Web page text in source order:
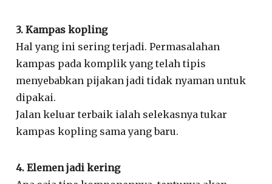
3. Kampas kopling
Hal yang ini sering terjadi. Permasalahan
kampas pada komplik yang telah tipis
menyebabkan pijakan jadi tidak nyaman untuk
dipakai.
Jalan keluar terbaik ialah selekasnya tukar
kampas kopling sama yang baru.
4. Elemen jadi kering